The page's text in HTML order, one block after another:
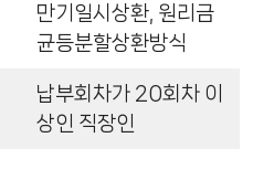
만기일시상환, 원리금
균등분할상환방식
납부회차가 20회차 이
상인 직장인